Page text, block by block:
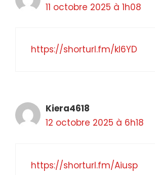
11 octobre 2025 à 1h08
https://shorturl.fm/kI6YD
Kiera4618
12 octobre 2025 à 6h18
https://shorturl.fm/Aiusp